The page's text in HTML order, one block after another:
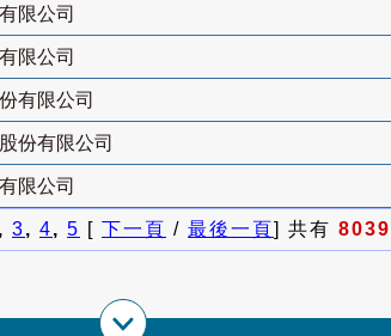
限公司
限公司
有限公司
份有限公司
限公司
3, 4, 5 [ 下一頁 / 最後一頁] 共有 8039